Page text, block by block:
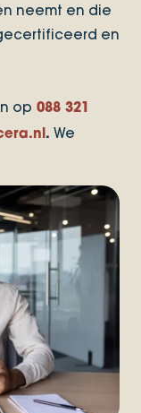
neemt en die
en
op 088 321
. We